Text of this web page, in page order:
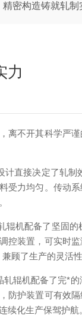
密构造铸就轧制
力
不开其科学严谨
直接决定了轧制
受力均匀。传动
机配备了坚固的
控装置，可实时
顾了生产的灵活性
机配备了完*
防护装置可有效
续化生产保驾护航